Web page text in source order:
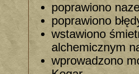
poprawiono
poprawiono
wstawiono
alchemicznym
wprowadzono